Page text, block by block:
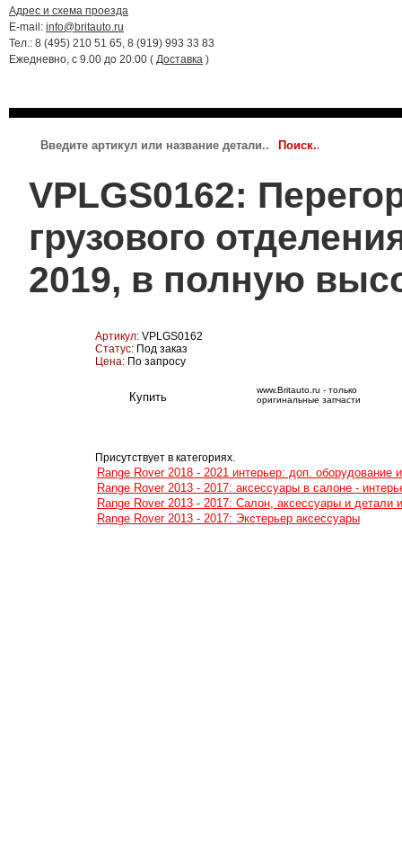
Адрес и схема проезда
E-mail: info@britauto.ru
Тел.: 8 (495) 210 51 65, 8 (919) 993 33 83
Ежедневно, с 9.00 до 20.00 ( Доставка )
VPLGS0162:
грузового
2019, в полную
Артикул: VPLGS0162
Статус: Под заказ
Цена: По запросу
www.Britauto.ru - только
оригинальные запчасти
Присутствует в категориях.
Range Rover 2018 - 2021 интерьер: доп. оборудование
Range Rover 2013 - 2017: аксессуары в салоне -
Range Rover 2013 - 2017: Салон, аксессуары и детали
Range Rover 2013 - 2017: Экстерьер аксессуары